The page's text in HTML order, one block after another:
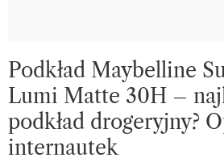
Podkład Maybelline
Lumi Matte 30H –
podkład drogeryjny?
internautek